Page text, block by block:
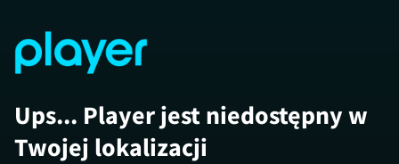
Ups... Player jest niedostępny w
Twojej lokalizacji